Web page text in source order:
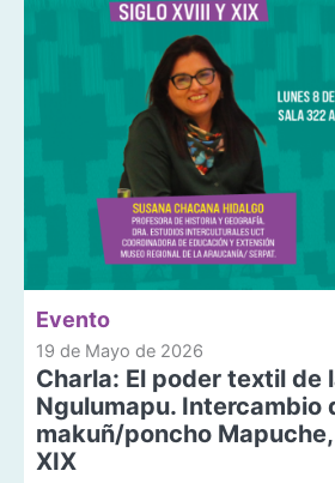
Evento
19 de Mayo de 2026
Charla: El poder textil de
Ngulumapu. Intercambio
makuñ/poncho
XIX